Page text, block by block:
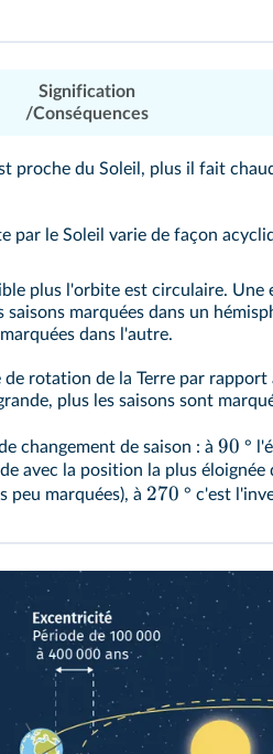
Signification
/Conséquences
proche du Soleil, plus il fait
par le Soleil varie de façon
plus l'orbite est circulaire. Une
saisons marquées dans un
marquées dans l'autre.
de rotation de la Terre par rapport
plus les saisons sont
changement de saison : à 90 °
avec la position la plus éloignée
peu marquées), à 270 ° c'est